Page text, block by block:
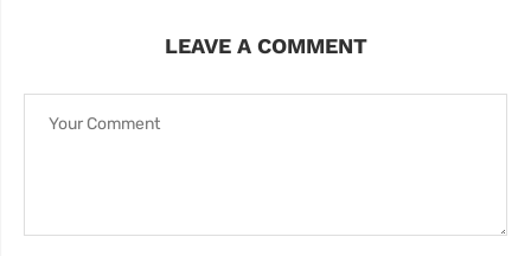
LEAVE A COMMENT